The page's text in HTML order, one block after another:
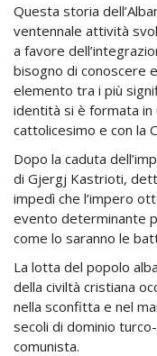
Questa storia
ventennale attività
a favore
bisogno di conoscere
elemento tra i più
identità si è formata in
cattolicesimo e con la
Dopo la caduta
di Gjergj Kastrioti,
impedì che l’impero
evento determinante
come lo saranno le
La lotta del popolo
della civiltà cristiana
nella sconfitta e nel
secoli di dominio
comunista.